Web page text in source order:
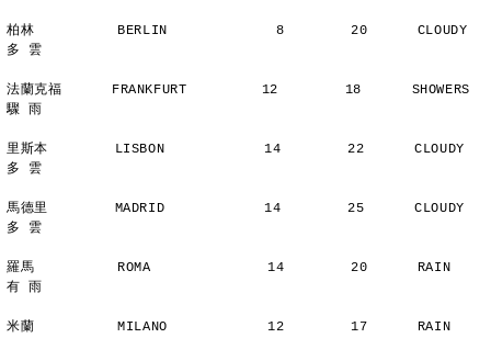
柏林          BERLIN             8        20      CLOUDY
多 雲
法蘭克福      FRANKFURT         12        18      SHOWERS
驟 雨
里斯本        LISBON            14        22      CLOUDY
多 雲
馬德里        MADRID            14        25      CLOUDY
多 雲
羅馬          ROMA              14        20      RAIN
有 雨
米蘭          MILANO            12        17      RAIN